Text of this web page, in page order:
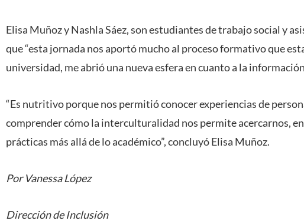
Elisa Muñoz y Nashla Sáez, son estudiantes de trabajo social y
que “esta jornada nos aportó mucho al proceso formativo que
universidad, me abrió una nueva esfera en cuanto a la
“Es nutritivo porque nos permitió conocer experiencias de
comprender cómo la interculturalidad nos permite acercarnos,
prácticas más allá de lo académico”, concluyó Elisa Muñoz.
Por Vanessa López
Dirección de Inclusión